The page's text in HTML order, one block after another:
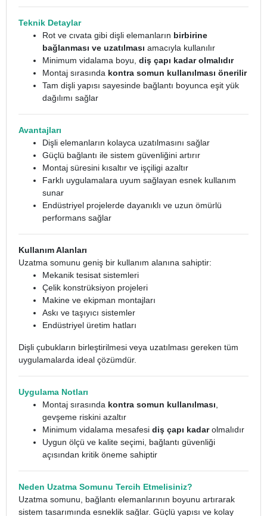
Teknik Detaylar
Rot ve cıvata gibi dişli elemanların birbirine
bağlanması ve uzatılması amacıyla kullanılır
Minimum vidalama boyu, diş çapı kadar olmalıdır
Montaj sırasında kontra somun kullanılması önerilir
Tam dişli yapısı sayesinde bağlantı boyunca eşit yük
dağılımı sağlar
Avantajları
Dişli elemanların kolayca uzatılmasını sağlar
Güçlü bağlantı ile sistem güvenliğini artırır
Montaj süresini kısaltır ve işçiligi azaltır
Farklı uygulamalara uyum sağlayan esnek kullanım
sunar
Endüstriyel projelerde dayanıklı ve uzun ömürlü
performans sağlar
Kullanım Alanları
Uzatma somunu geniş bir kullanım alanına sahiptir:
Mekanik tesisat sistemleri
Çelik konstrüksiyon projeleri
Makine ve ekipman montajları
Askı ve taşıyıcı sistemler
Endüstriyel üretim hatları
Dişli çubukların birleştirilmesi veya uzatılması gereken tüm
uygulamalarda ideal çözümdür.
Uygulama Notları
Montaj sırasında kontra somun kullanılması
gevşeme riskini azaltır
Minimum vidalama mesafesi diş çapı kadarolmalıdır
Uygun ölçü ve kalite seçimi, bağlantı güvenliği
açısından kritik öneme sahiptir
Neden Uzatma Somunu Tercih Etmelisiniz?
Uzatma somunu, bağlantı elemanlarının boyunu artırarak
sistem tasarımında esneklik sağlar. Güçlü yapısı ve kolay